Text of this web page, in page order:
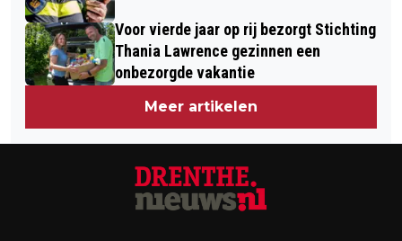
Voor vierde jaar op rij bezorgt Stichting
Thania Lawrence gezinnen een
onbezorgde vakantie
Meer artikelen